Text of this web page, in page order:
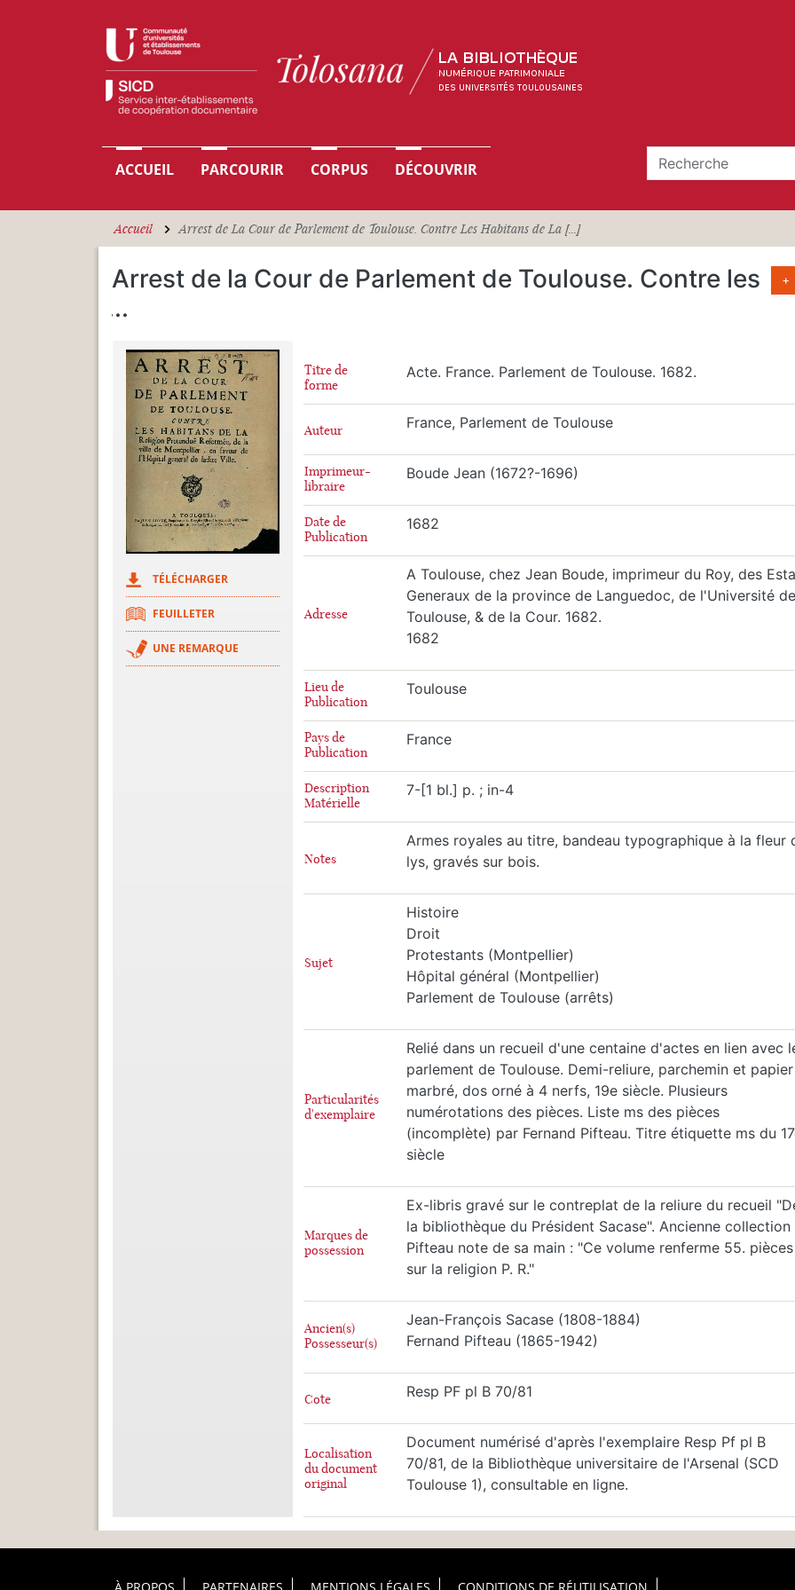
Navigation principale
ACCUEIL PARCOURIR CORPUS DÉCOUVRIR
Accueil Arrest de La Cour de Parlement de Toulouse. Contre Les Habitans de La [...]
Arrest de la Cour de Parlement de Toulouse. Contre les
...
+
TÉLÉCHARGER
FEUILLETER
UNE REMARQUE
Titre de
forme
Acte. France. Parlement de Toulouse. 1682.
Auteur France, Parlement de Toulouse
Imprimeur-
libraire
Boude Jean (1672?-1696)
Date de
Publication
1682
Adresse
A Toulouse, chez Jean Boude, imprimeur du Roy, des
Generaux de la province de Languedoc, de l'Université de
Toulouse, & de la Cour. 1682.
1682
Lieu de
Publication
Toulouse
Pays de
Publication
France
Description
Matérielle
7-[1 bl.] p. ; in-4
Notes
Armes royales au titre, bandeau typographique à la fleur
lys, gravés sur bois.
Sujet
Histoire
Droit
Protestants (Montpellier)
Hôpital général (Montpellier)
Parlement de Toulouse (arrêts)
Particularités
d'exemplaire
Relié dans un recueil d'une centaine d'actes en lien avec
parlement de Toulouse. Demi-reliure, parchemin et papier
marbré, dos orné à 4 nerfs, 19e siècle. Plusieurs
numérotations des pièces. Liste ms des pièces
(incomplète) par Fernand Pifteau. Titre étiquette ms du
siècle
Marques de
possession
Ex-libris gravé sur le contreplat de la reliure du recueil
la bibliothèque du Président Sacase". Ancienne collection
Pifteau note de sa main : "Ce volume renferme 55. pièces
sur la religion P. R."
Ancien(s)
Possesseur(s)
Jean-François Sacase (1808-1884)
Fernand Pifteau (1865-1942)
Cote Resp PF pl B 70/81
Localisation
du document
original
Document numérisé d'après l'exemplaire Resp Pf pl B
70/81, de la Bibliothèque universitaire de l'Arsenal (SCD
Toulouse 1), consultable en ligne.